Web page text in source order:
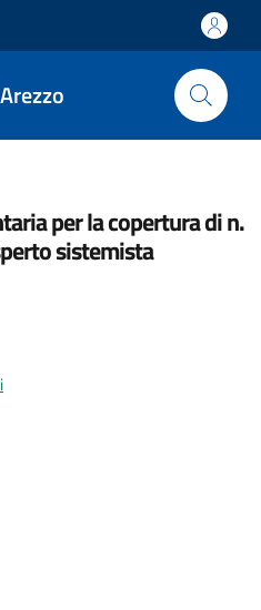
per la copertura di n.
sistemista